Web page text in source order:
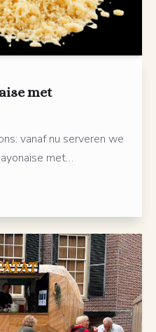
met
vanaf nu serveren we
met…